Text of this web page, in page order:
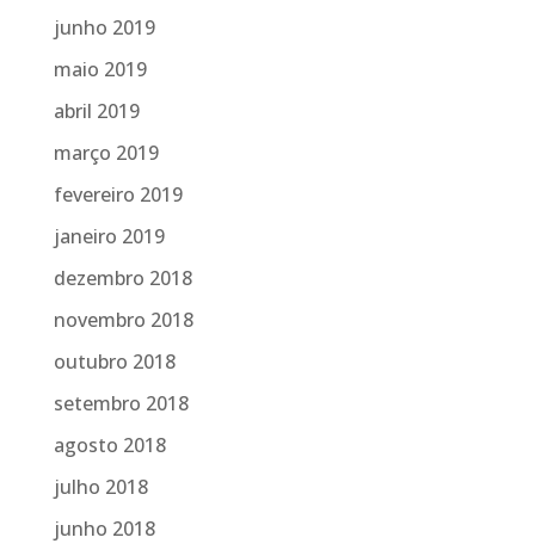
junho 2019
maio 2019
abril 2019
março 2019
fevereiro 2019
janeiro 2019
dezembro 2018
novembro 2018
outubro 2018
setembro 2018
agosto 2018
julho 2018
junho 2018